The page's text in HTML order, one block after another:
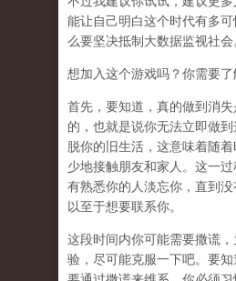
能让自己明白这个时代有多
么要坚决抵制大数据监视社会
想加入这个游戏吗？你需要了
首先，要知道，真的做到消失
的，也就是说你无法立即做
脱你的旧生活，这意味着随
少地接触朋友和家人。这一
有熟悉你的人淡忘你，直到
以至于想要联系你。
这段时间内你可能需要撒谎
验，尽可能克服一下吧。要